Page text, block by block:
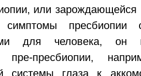
или
пресбиопии
для человека, он
пре-пресбиопии,
системы глаза к